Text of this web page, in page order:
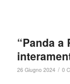
“Panda a
26 Giugno 2024 / 0